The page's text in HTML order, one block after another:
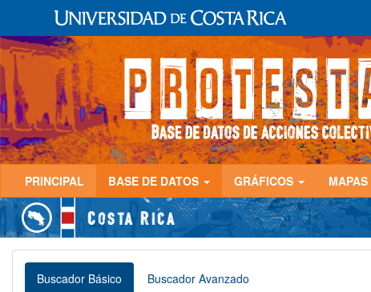
PRINCIPAL BASE DE DATOS GRÁFICOS MAPAS
Buscador Básico Buscador Avanzado